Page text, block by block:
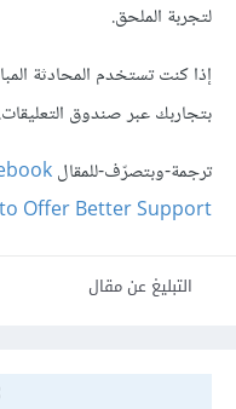
لتجربة الملحق.
إذا كنت تستخدم المحادثة
بتجاربك عبر صندوق التعليقات.
ترجمة-وبتصرّف-للمقال
Offer Better Support
التبليغ عن مقال